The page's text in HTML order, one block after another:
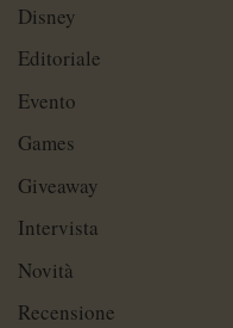
Disney
Editoriale
Evento
Games
Giveaway
Intervista
Novità
Recensione